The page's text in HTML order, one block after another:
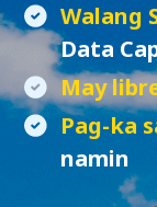
Walang
Data
May
Pag-ka
namin